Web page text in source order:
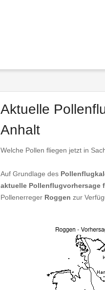
Aktuelle
Anhalt
Welche Pollen fliegen jetzt in
Auf Grundlage des
aktuelle Pollenflugvorhersage
Pollenerreger Roggen zur